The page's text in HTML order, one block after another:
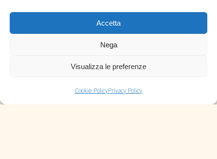
Accetta
Nega
Visualizza le preferenze
Cookie PolicyPrivacy Policy
Blog
Privacy Policy
Cookie Policy (UE)